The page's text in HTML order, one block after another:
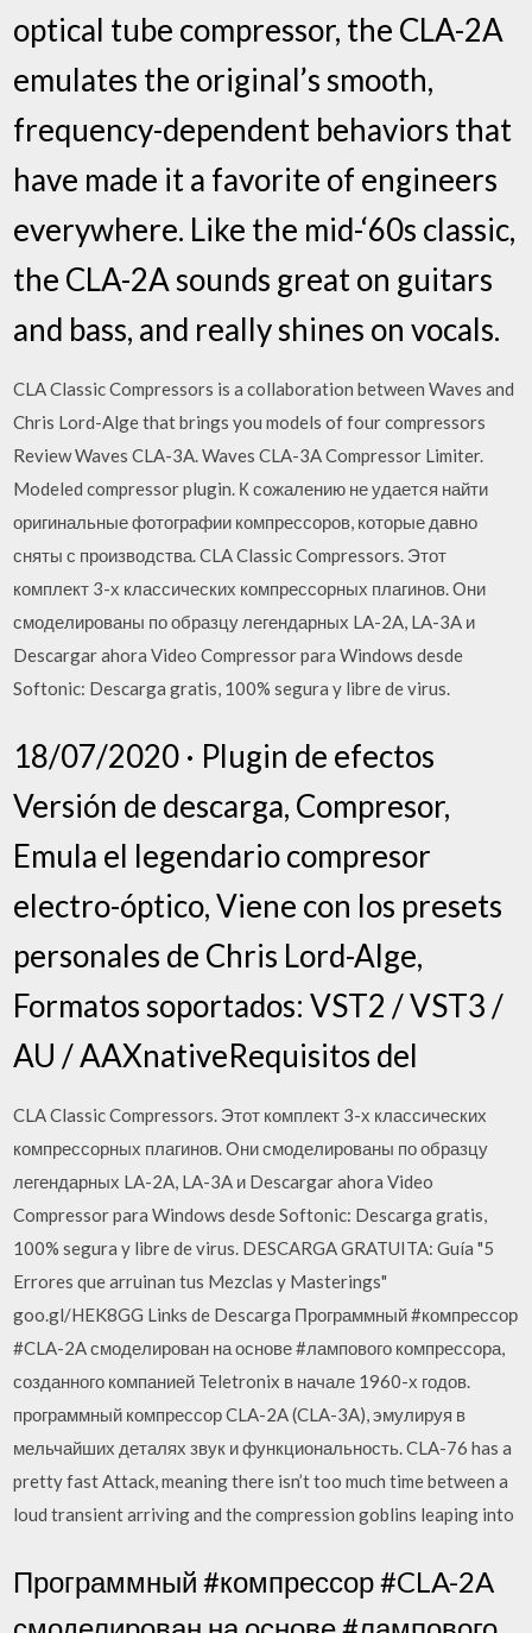
optical tube compressor, the CLA-2A
emulates the original’s smooth,
frequency-dependent behaviors that
have made it a favorite of engineers
everywhere. Like the mid-‘60s classic,
the CLA-2A sounds great on guitars
and bass, and really shines on vocals.
CLA Classic Compressors is a collaboration between Waves and
Chris Lord-Alge that brings you models of four compressors
Review Waves CLA-3A. Waves CLA-3A Compressor Limiter.
Modeled compressor plugin. К сожалению не удается найти
оригинальные фотографии компрессоров, которые давно
сняты с производства. CLA Classic Compressors. Этот
комплект 3-х классических компрессорных плагинов. Они
смоделированы по образцу легендарных LA-2A, LA-3A и
Descargar ahora Video Compressor para Windows desde
Softonic: Descarga gratis, 100% segura y libre de virus.
18/07/2020 · Plugin de efectos
Versión de descarga, Compresor,
Emula el legendario compresor
electro-óptico, Viene con los presets
personales de Chris Lord-Alge,
Formatos soportados: VST2 / VST3 /
AU / AAXnativeRequisitos del
CLA Classic Compressors. Этот комплект 3-х классических
компрессорных плагинов. Они смоделированы по образцу
легендарных LA-2A, LA-3A и Descargar ahora Video
Compressor para Windows desde Softonic: Descarga gratis,
100% segura y libre de virus. DESCARGA GRATUITA: Guía "5
Errores que arruinan tus Mezclas y Masterings"
goo.gl/HEK8GG Links de Descarga Программный #компрессор
#CLA-2A смоделирован на основе #лампового компрессора,
созданного компанией Teletronix в начале 1960-х годов.
программный компрессор CLA-2A (CLA-3A), эмулируя в
мельчайших деталях звук и функциональность. CLA-76 has a
pretty fast Attack, meaning there isn’t too much time between a
loud transient arriving and the compression goblins leaping into
Программный #компрессор #CLA-2A